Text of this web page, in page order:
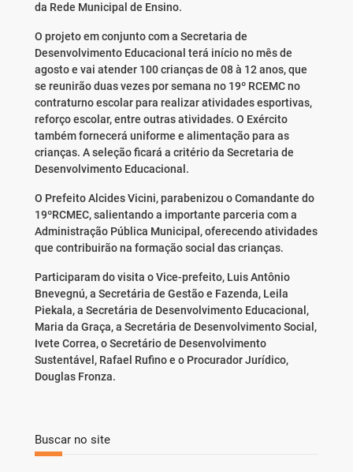
da Rede Municipal de Ensino.
O projeto em conjunto com a Secretaria de
Desenvolvimento Educacional terá início no mês de
agosto e vai atender 100 crianças de 08 à 12 anos, que
se reunirão duas vezes por semana no 19º RCEMC no
contraturno escolar para realizar atividades esportivas,
reforço escolar, entre outras atividades. O Exército
também fornecerá uniforme e alimentação para as
crianças. A seleção ficará a critério da Secretaria de
Desenvolvimento Educacional.
O Prefeito Alcides Vicini, parabenizou o Comandante do
19ºRCMEC, salientando a importante parceria com a
Administração Pública Municipal, oferecendo atividades
que contribuirão na formação social das crianças.
Participaram do visita o Vice-prefeito, Luis Antônio
Bnevegnú, a Secretária de Gestão e Fazenda, Leila
Piekala, a Secretária de Desenvolvimento Educacional,
Maria da Graça, a Secretária de Desenvolvimento Social,
Ivete Correa, o Secretário de Desenvolvimento
Sustentável, Rafael Rufino e o Procurador Jurídico,
Douglas Fronza.
Buscar no site